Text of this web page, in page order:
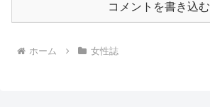
コメントを書き込む
ホーム 女性誌